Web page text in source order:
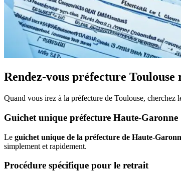
Rendez-vous préfecture
Quand vous irez à la préfecture de Toulouse, cherchez
Guichet unique préfecture Haute-Garonne
Le guichet unique de la préfecture de Haute-
simplement et rapidement.
Procédure spécifique pour le retrait